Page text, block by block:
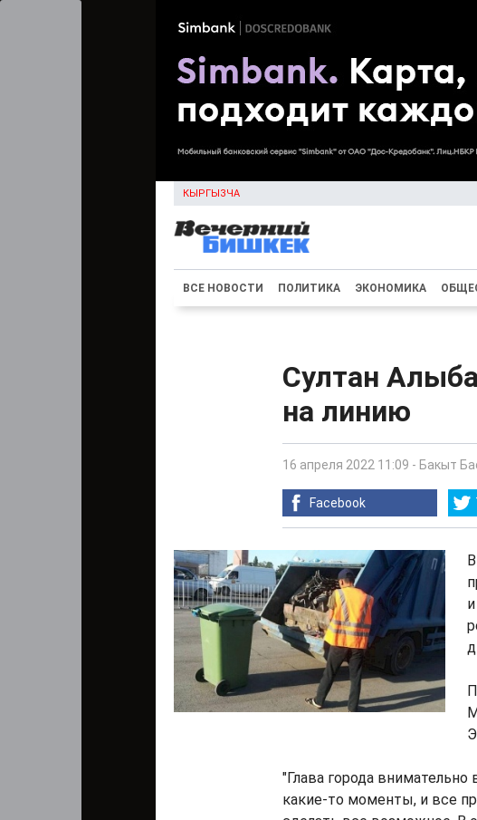
КЫРГЫЗЧА
ВСЕ НОВОСТИ ПОЛИТИКА ЭКОНОМИКА
Султан
на линию
16 апреля 2022 11:09 - Бакыт
Facebook
"Глава города
какие-то моменты, и все